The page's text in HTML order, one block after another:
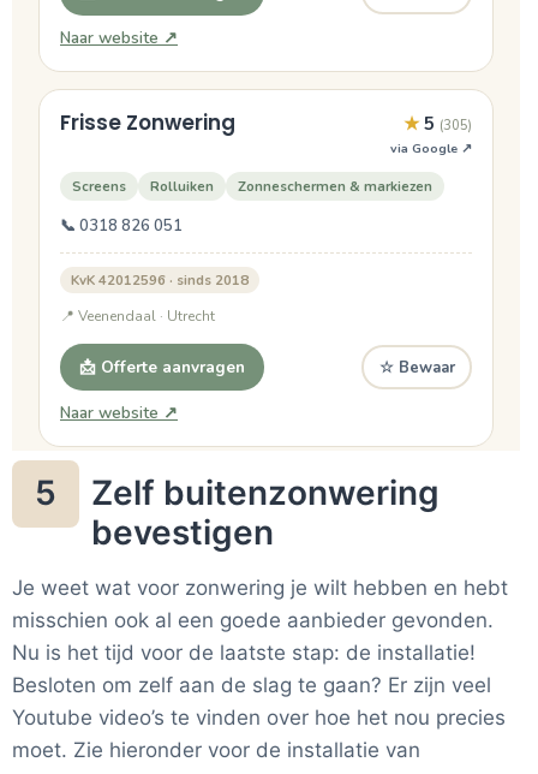
5
Zelf buitenzonwering
bevestigen
Je weet wat voor zonwering je wilt hebben en hebt
misschien ook al een goede aanbieder gevonden.
Nu is het tijd voor de laatste stap: de installatie!
Besloten om zelf aan de slag te gaan? Er zijn veel
Youtube video’s te vinden over hoe het nou precies
moet. Zie hieronder voor de installatie van